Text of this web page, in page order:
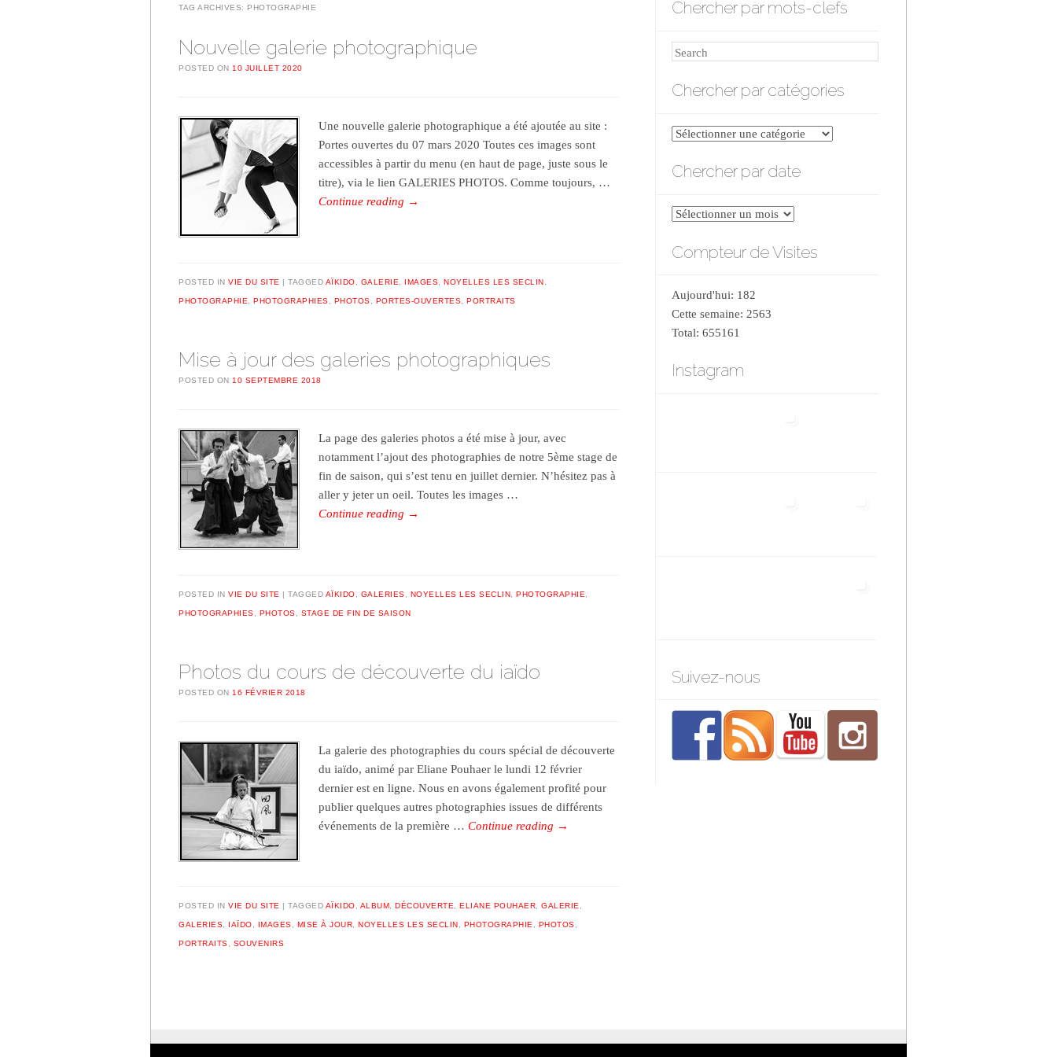
TAG ARCHIVES: PHOTOGRAPHIE
Nouvelle galerie photographique
POSTED ON 10 JUILLET 2020
Une nouvelle galerie photographique a été ajoutée au site :
Portes ouvertes du 07 mars 2020 Toutes ces images sont
accessibles à partir du menu (en haut de page, juste sous le
titre), via le lien GALERIES PHOTOS. Comme toujours, …
Continue reading →
POSTED IN VIE DU SITE TAGGED AÏKIDO GALERIE IMAGES NOYELLES LES SECLIN
PHOTOGRAPHIE PHOTOGRAPHIES PHOTOS PORTES-OUVERTES PORTRAITS
Mise à jour des galeries photographiques
POSTED ON 10 SEPTEMBRE 2018
La page des galeries photos a été mise à jour, avec
notamment l’ajout des photographies de notre 5ème stage de
fin de saison, qui s’est tenu en juillet dernier. N’hésitez pas à
aller y jeter un oeil. Toutes les images …
Continue reading →
POSTED IN VIE DU SITE TAGGED AÏKIDO GALERIES NOYELLES LES SECLIN PHOTOGRAPHIE
PHOTOGRAPHIES PHOTOS STAGE DE FIN DE SAISON
Photos du cours de découverte du iaïdo
POSTED ON 16 FÉVRIER 2018
La galerie des photographies du cours spécial de découverte
du iaïdo, animé par Eliane Pouhaer le lundi 12 février
dernier est en ligne. Nous en avons également profité pour
publier quelques autres photographies issues de différents
événements de la première …Continue reading →
POSTED IN VIE DU SITE TAGGED AÏKIDO, ALBUM, DÉCOUVERTE, ELIANE POUHAER, GALERIE,
GALERIES, IAÏDO, IMAGES, MISE À JOUR, NOYELLES LES SECLIN , PHOTOGRAPHIE, PHOTOS,
PORTRAITS, SOUVENIRS
Chercher par mots-clefs
Search
Chercher par catégories
Chercher
catégories
Chercher par date
Chercher
date
Compteur de Visites
Aujourd'hui: 182
Cette semaine: 2563
Total: 655161
Instagram
Suivez-nous